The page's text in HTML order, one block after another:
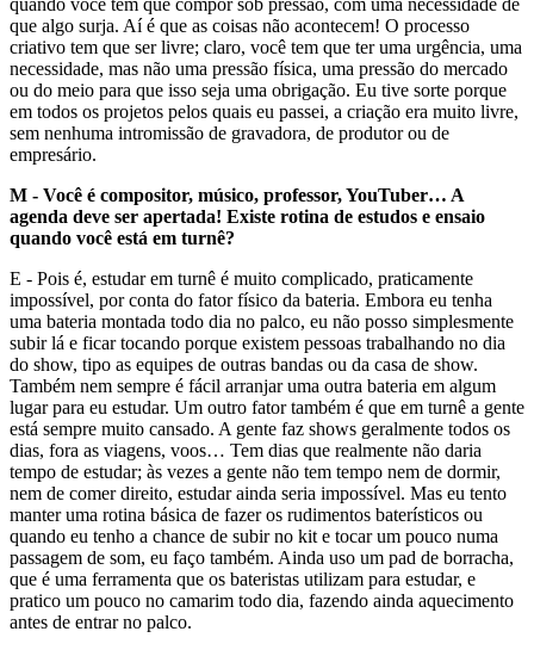
que algo surja. Aí é que as coisas não acontecem! O processo
criativo tem que ser livre; claro, você tem que ter uma urgência, uma
necessidade, mas não uma pressão física, uma pressão do mercado
ou do meio para que isso seja uma obrigação. Eu tive sorte porque
em todos os projetos pelos quais eu passei, a criação era muito livre,
sem nenhuma intromissão de gravadora, de produtor ou de
empresário.
M - Você é compositor, músico, professor, YouTuber… A
agenda deve ser apertada! Existe rotina de estudos e ensaio
quando você está em turnê?
E - Pois é, estudar em turnê é muito complicado, praticamente
impossível, por conta do fator físico da bateria. Embora eu tenha
uma bateria montada todo dia no palco, eu não posso simplesmente
subir lá e ficar tocando porque existem pessoas trabalhando no dia
do show, tipo as equipes de outras bandas ou da casa de show.
Também nem sempre é fácil arranjar uma outra bateria em algum
lugar para eu estudar. Um outro fator também é que em turnê a gente
está sempre muito cansado. A gente faz shows geralmente todos os
dias, fora as viagens, voos… Tem dias que realmente não daria
tempo de estudar; às vezes a gente não tem tempo nem de dormir,
nem de comer direito, estudar ainda seria impossível. Mas eu tento
manter uma rotina básica de fazer os rudimentos baterísticos ou
quando eu tenho a chance de subir no kit e tocar um pouco numa
passagem de som, eu faço também. Ainda uso um pad de borracha,
que é uma ferramenta que os bateristas utilizam para estudar, e
pratico um pouco no camarim todo dia, fazendo ainda aquecimento
antes de entrar no palco.